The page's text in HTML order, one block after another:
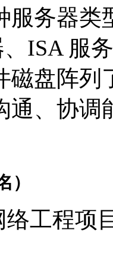
务器类
ISA 服
盘阵列
、协调
）
络工程项